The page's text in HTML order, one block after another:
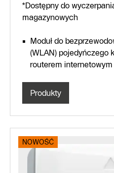
*Dostępny do
magazynowych
Moduł do
(WLAN) pojedyńczego
routerem internetowym
Produkty
NOWOŚĆ